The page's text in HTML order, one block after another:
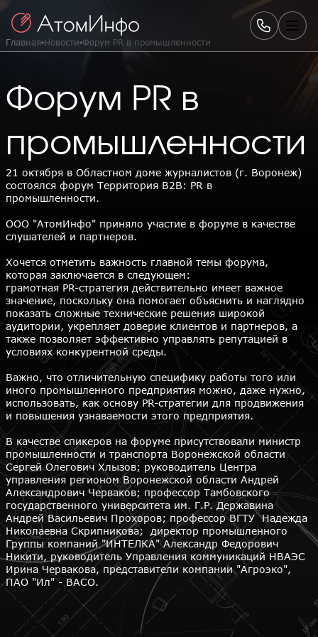
Главная Новости Форум PR в промышленности
Форум PR в
промышленности
21 октября в Областном доме журналистов (г. Воронеж)
состоялся форум Территория B2B: PR в
промышленности.
ООО "АтомИнфо" приняло участие в форуме в качестве
слушателей и партнеров.
Хочется отметить важность главной темы форума,
которая заключается в следующем:
грамотная PR-стратегия действительно имеет важное
значение, поскольку она помогает объяснить и наглядно
показать сложные технические решения широкой
аудитории, укрепляет доверие клиентов и партнеров, а
также позволяет эффективно управлять репутацией в
условиях конкурентной среды.
Важно, что отличительную специфику работы того или
иного промышленного предприятия можно, даже нужно,
использовать, как основу PR-стратегии для продвижения
и повышения узнаваемости этого предприятия.
В качестве спикеров на форуме присутствовали министр
промышленности и транспорта Воронежской области
Сергей Олегович Хлызов; руководитель Центра
управления регионом Воронежской области Андрей
Александрович Черваков; профессор Тамбовского
государственного университета им. Г.Р. Державина
Андрей Васильевич Прохоров; профессор ВГТУ Надежда
Николаевна Скрипникова; директор промышленного
Группы компаний "ИНТЕЛКА" Александр Федорович
Никити, руководитель Управления коммуникаций НВАЭС
Ирина Червакова, представители компании "Агроэко",
ПАО "Ил" - ВАСО.